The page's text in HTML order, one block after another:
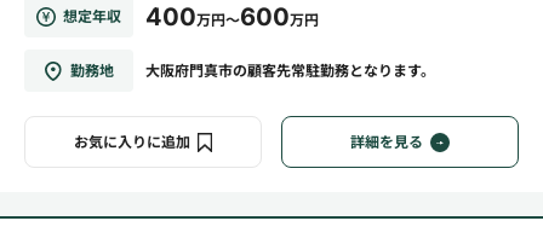
想定年収 400万円～600万円
勤務地 大阪府門真市の顧客先常駐勤務となります。
お気に入りに追加 詳細を見る